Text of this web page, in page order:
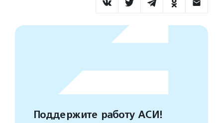
Поддержите работу АСИ!